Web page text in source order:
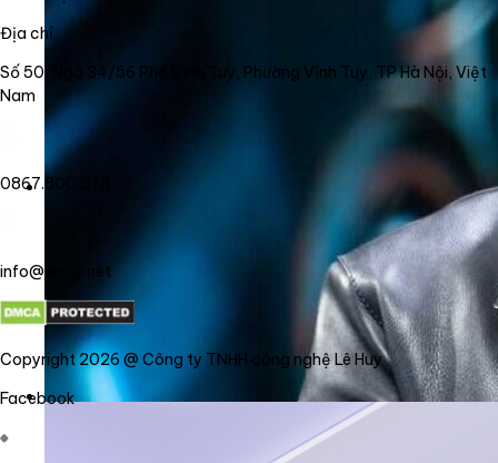
Địa chỉ
Số 50, Ngõ 34/56 Phố Vĩnh Tuy, Phường Vĩnh Tuy, TP Hà Nội, Việt
Nam
0867.800.878
info@lehuy.net
Copyright 2026 @ Công ty TNHH công nghệ Lê Huy
Facebook